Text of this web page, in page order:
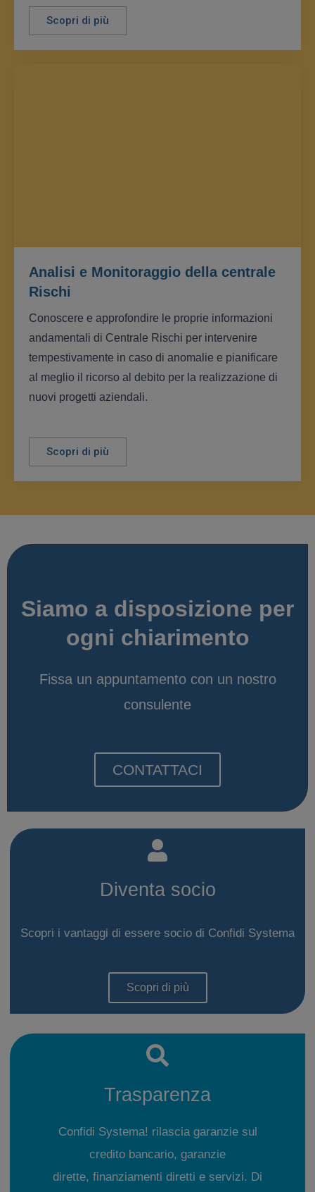
Scopri di più
Analisi e Monitoraggio della centrale
Rischi
Conoscere e approfondire le proprie informazioni
andamentali di Centrale Rischi per intervenire
tempestivamente in caso di anomalie e pianificare
al meglio il ricorso al debito per la realizzazione di
nuovi progetti aziendali.
Scopri di più
Siamo a disposizione per
ogni chiarimento
Fissa un appuntamento con un nostro
consulente
CONTATTACI
Diventa socio
Scopri i vantaggi di essere socio di Confidi Systema
Scopri di più
Trasparenza
Confidi Systema! rilascia garanzie sul
credito bancario, garanzie
dirette, finanziamenti diretti e servizi. Di